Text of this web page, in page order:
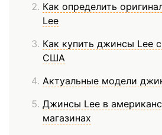
Как определить
Lee
Как купить джинсы Lee
США
Актуальные модели
Джинсы Lee в
магазинах